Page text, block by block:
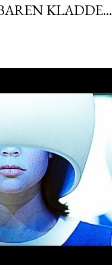
KLADDE...